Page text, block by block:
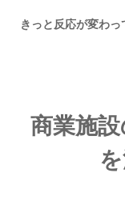
きっと反応が変わっ
商業施